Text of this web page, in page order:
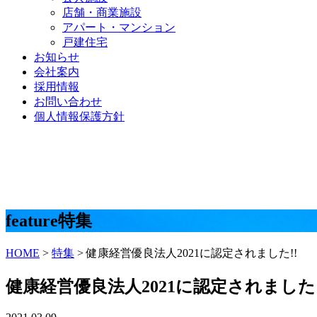
店舗・商業施設
アパート・マンション
戸建住宅
お知らせ
会社案内
採用情報
お問い合わせ
個人情報保護方針
feature特集
HOME > 特集 >健康経営優良法人2021に認定されました!!
健康経営優良法人2021に認定されまし